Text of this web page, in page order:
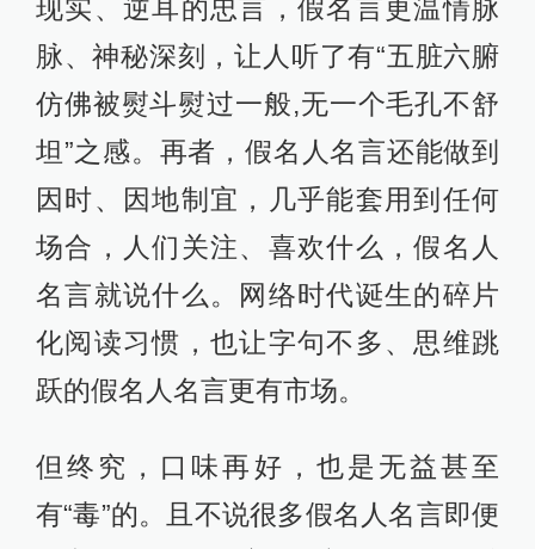
现实、逆耳的忠言，假名言更温情脉
脉、神秘深刻，让人听了有“五脏六腑
仿佛被熨斗熨过一般,无一个毛孔不舒
坦”之感。再者，假名人名言还能做到
因时、因地制宜，几乎能套用到任何
场合，人们关注、喜欢什么，假名人
名言就说什么。网络时代诞生的碎片
化阅读习惯，也让字句不多、思维跳
跃的假名人名言更有市场。
但终究，口味再好，也是无益甚至
有“毒”的。且不说很多假名人名言即便